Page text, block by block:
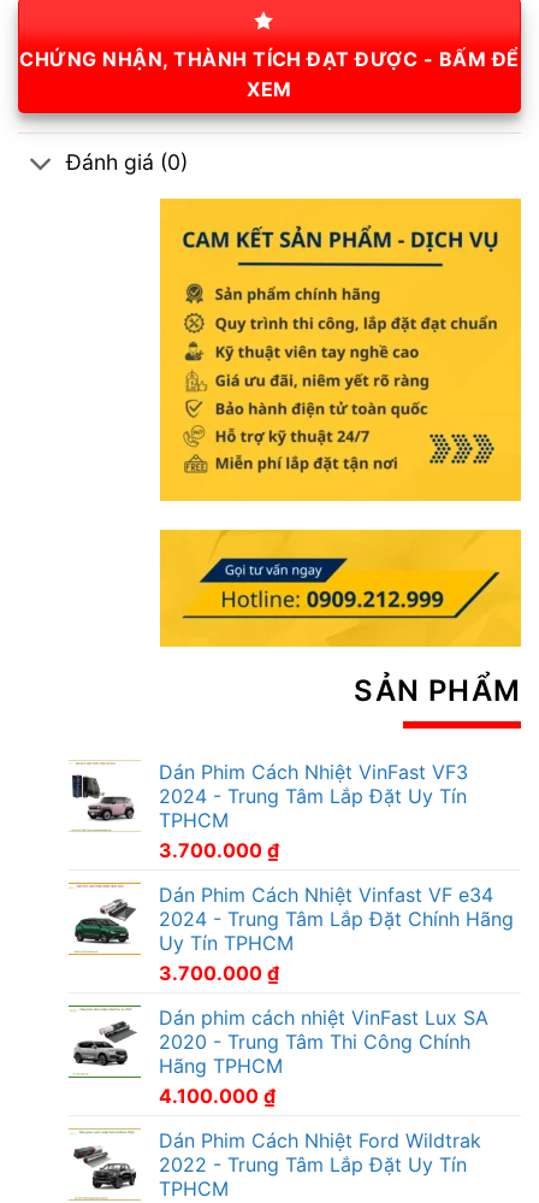
CHỨNG NHẬN, THÀNH TÍCH ĐẠT ĐƯỢC - BẤM ĐỂ
XEM
Đánh giá (0)
SẢN PHẨM
Dán Phim Cách Nhiệt VinFast VF3
2024 - Trung Tâm Lắp Đặt Uy Tín
TPHCM
3.700.000 ₫
Dán Phim Cách Nhiệt Vinfast VF e34
2024 - Trung Tâm Lắp Đặt Chính Hãng
Uy Tín TPHCM
3.700.000 ₫
Dán phim cách nhiệt VinFast Lux SA
2020 - Trung Tâm Thi Công Chính
Hãng TPHCM
4.100.000 ₫
Dán Phim Cách Nhiệt Ford Wildtrak
2022 - Trung Tâm Lắp Đặt Uy Tín
TPHCM